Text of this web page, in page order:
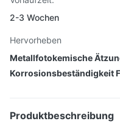
2-3 Wochen
Hervorheben
Metallfotokemische
Korrosionsbeständigkeit
Produktbeschreibung